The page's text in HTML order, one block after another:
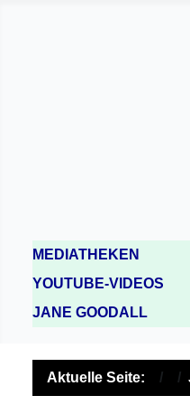
MEDIATHEKEN
YOUTUBE-VIDEOS
JANE GOODALL
Aktuelle Seite: